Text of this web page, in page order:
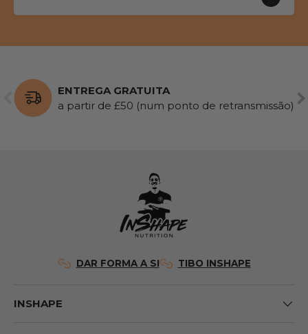
ANTERIOR
ENTREGA GRATUITA
a partir de £50 (num ponto de retransmissão)
DAR FORMA A SI TIBO INSHAPE
INSHAPE